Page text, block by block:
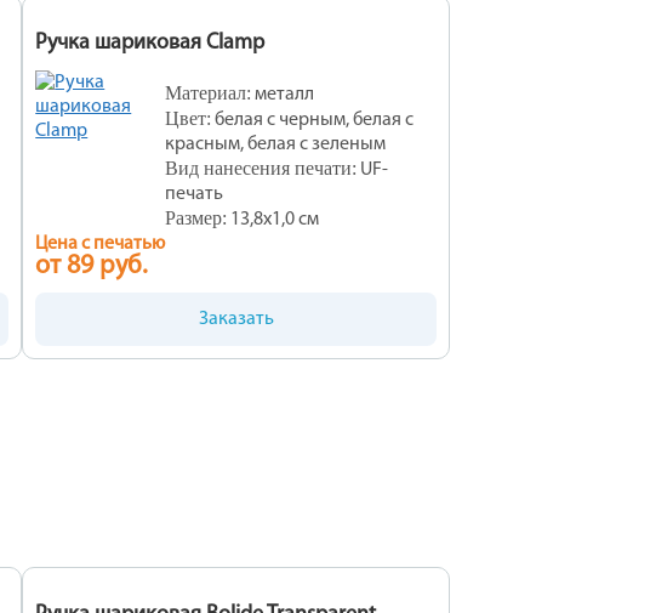
Ручка шариковая Clamp
Материал: металл
Цвет: белая с черным, белая с
красным, белая с зеленым
Вид нанесения печати: UF-
печать
Размер: 13,8х1,0 см
Цена с печатью
от 89 руб.
Заказать